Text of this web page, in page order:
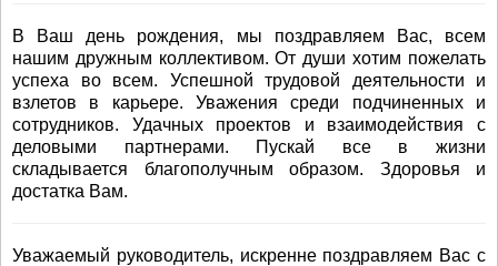
В Ваш день рождения, мы поздравляем Вас, всем
нашим дружным коллективом. От души хотим пожелать
успеха во всем. Успешной трудовой деятельности и
взлетов в карьере. Уважения среди подчиненных и
сотрудников. Удачных проектов и взаимодействия с
деловыми партнерами. Пускай все в жизни
складывается благополучным образом. Здоровья и
достатка Вам.
Уважаемый руководитель, искренне поздравляем Вас с